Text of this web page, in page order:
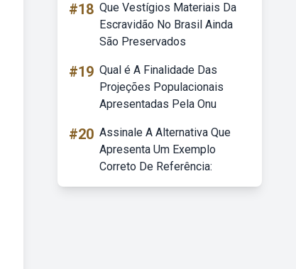
#18 Que Vestígios Materiais Da
Escravidão No Brasil Ainda
São Preservados
#19 Qual é A Finalidade Das
Projeções Populacionais
Apresentadas Pela Onu
#20 Assinale A Alternativa Que
Apresenta Um Exemplo
Correto De Referência: